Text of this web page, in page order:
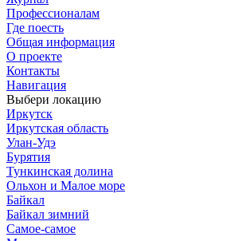
Профессионалам
Где поесть
Общая информация
О проекте
Контакты
Навигация
Выбери локацию
Иркутск
Иркутская область
Улан-Удэ
Бурятия
Тункинская долина
Ольхон и Малое море
Байкал
Байкал зимний
Самое-самое